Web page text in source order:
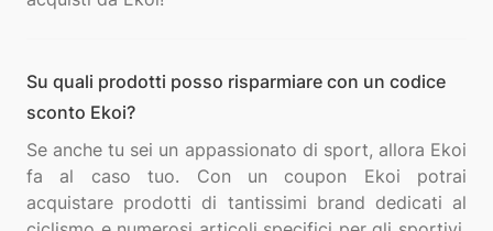
Su quali prodotti posso risparmiare con un codice
sconto Ekoi?
Se anche tu sei un appassionato di sport, allora Ekoi
fa al caso tuo. Con un coupon Ekoi potrai
acquistare prodotti di tantissimi brand dedicati al